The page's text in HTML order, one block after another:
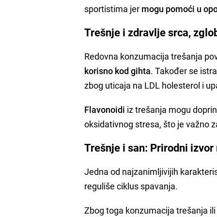
sportistima jer mogu pomoći u
Trešnje i zdravlje srca,
Redovna konzumacija trešanja
korisno kod gihta. Također se
zbog uticaja na LDL holesterol i
Flavonoidi iz trešanja mogu
oksidativnog stresa, što je važno
Trešnje i san: Prirodni
Jedna od najzanimljivijih
reguliše ciklus spavanja.
Zbog toga konzumacija trešanja